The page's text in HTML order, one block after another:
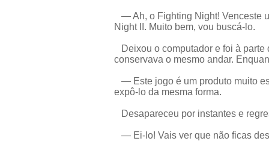
— Ah, o Fighting Night! Venceste
Night II. Muito bem, vou buscá-lo.
Deixou o computador e foi à parte
conservava o mesmo andar.
— Este jogo é um produto muito
expô-lo da mesma forma.
Desapareceu por instantes e
— Ei-lo! Vais ver que não ficas